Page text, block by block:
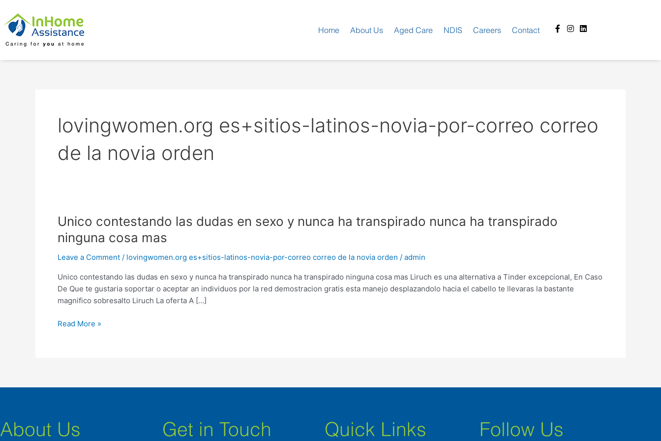
content
Home About Us Aged Care NDIS Careers Contact
Facebook-
f
Instagram
Linkedin
lovingwomen.org es+sitios-latinos-novia-por-correo correo
de la novia orden
Unico contestando las dudas en sexo y nunca ha transpirado nunca ha transpirado
ninguna cosa mas
Leave a Comment / lovingwomen.org es+sitios-latinos-novia-por-correo correo de la novia orden / admin
Unico contestando las dudas en sexo y nunca ha transpirado nunca ha transpirado ninguna cosa mas Liruch es una alternativa a Tinder excepcional, En Caso
De Que te gustaria soportar o aceptar an individuos por la red demostracion gratis esta manejo desplazandolo hacia el cabello te llevaras la bastante
magnifico sobresalto Liruch La oferta A […]
Unico
contestando
las
dudas
sexo
y
nunca
transpirado
Read More »
About Us Get in Touch Quick Links Follow Us